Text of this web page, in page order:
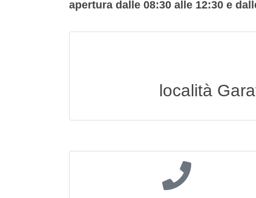
apertura dalle 08:30 alle 12:30 e
località